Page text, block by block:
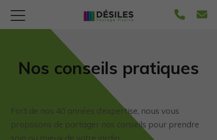
Nos conseils pratiques
Fort de nos 40 années d’expertise, nous vous
proposons de partager nos conseils pour prendre
soin au mieux de votre jardin.